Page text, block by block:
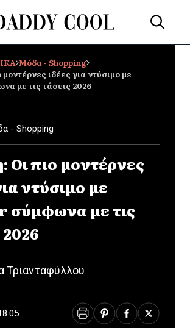
Μόδα - Shopping
μοντέρνες ιδέες για ντύσιμο με
με τις τάσεις 2026
- Shopping
Οι πιο μοντέρνες
ντύσιμο με
σύμφωνα με τις
Τριανταφύλλου